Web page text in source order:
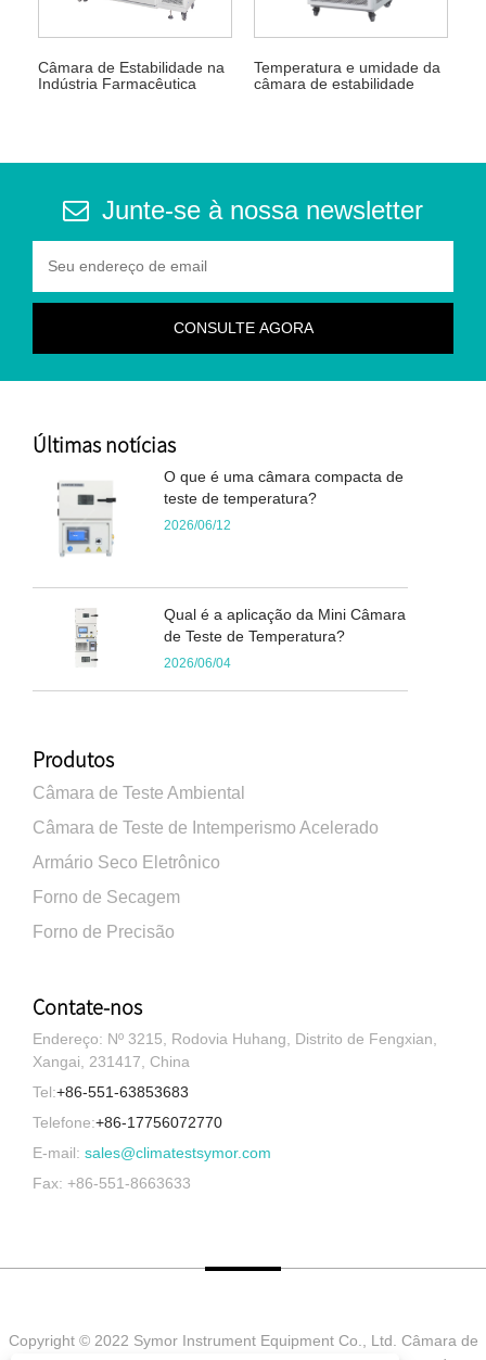
Câmara de Estabilidade na
Indústria Farmacêutica
Temperatura e umidade da
câmara de estabilidade
Junte-se à nossa newsletter
Últimas notícias
O que é uma câmara compacta de
teste de temperatura?
2026/06/12
Qual é a aplicação da Mini Câmara
de Teste de Temperatura?
2026/06/04
Produtos
Câmara de Teste Ambiental
Câmara de Teste de Intemperismo Acelerado
Armário Seco Eletrônico
Forno de Secagem
Forno de Precisão
Contate-nos
Endereço: Nº 3215, Rodovia Huhang, Distrito de Fengxian,
Xangai, 231417, China
Tel:+86-551-63853683
Telefone:+86-17756072770
E-mail: sales@climatestsymor.com
Fax: +86-551-8663633
Copyright © 2022 Symor Instrument Equipment Co., Ltd. Câmara de